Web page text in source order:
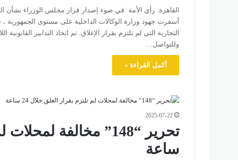
القاهرة: رأي الأمة في ضوء إصدار قرار مجلس الوزراء بشأن
التجارية التي لم تلتزم بقرار الإغلاق. تم اتخاذ التدابير
وللتواصل…
أكمل القراءة »
2025-07-22
ساعة